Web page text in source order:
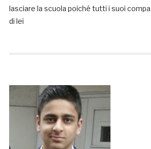
lasciare la scuola poiché tutti i suoi
di lei